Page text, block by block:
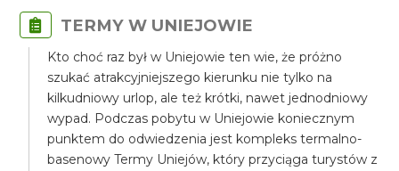
TERMY W UNIEJOWIE
Kto choć raz był w Uniejowie ten wie, że próżno
szukać atrakcyjniejszego kierunku nie tylko na
kilkudniowy urlop, ale też krótki, nawet jednodniowy
wypad. Podczas pobytu w Uniejowie koniecznym
punktem do odwiedzenia jest kompleks termalno-
basenowy Termy Uniejów, który przyciąga turystów z